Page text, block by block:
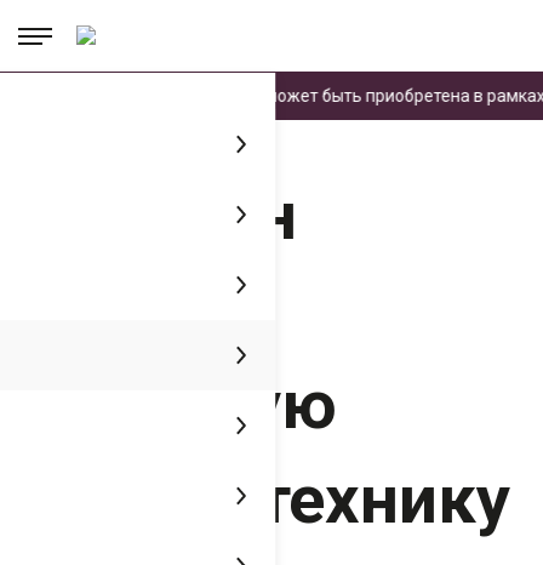
продукции». Техника может быть приобретена в рамках
Дагестан получит новейшую
Дагестан
получит
новейшую
сельхозтехнику